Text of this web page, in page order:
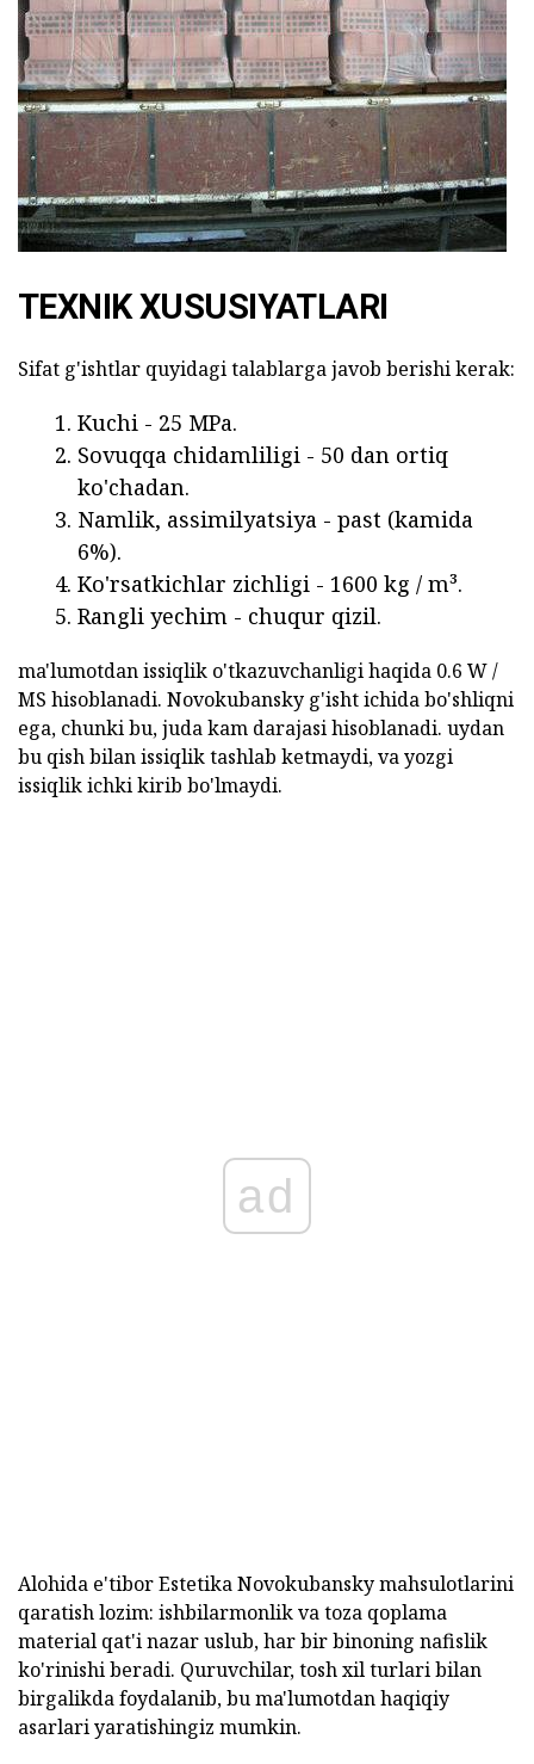
TEXNIK XUSUSIYATLARI
Sifat g'ishtlar quyidagi talablarga javob berishi kerak:
Kuchi - 25 MPa.
Sovuqqa chidamliligi - 50 dan ortiq
ko'chadan.
Namlik, assimilyatsiya - past (kamida
6%).
Ko'rsatkichlar zichligi - 1600 kg / m³.
Rangli yechim - chuqur qizil.
ma'lumotdan issiqlik o'tkazuvchanligi haqida 0.6 W /
MS hisoblanadi. Novokubansky g'isht ichida bo'shliqni
ega, chunki bu, juda kam darajasi hisoblanadi. uydan
bu qish bilan issiqlik tashlab ketmaydi, va yozgi
issiqlik ichki kirib bo'lmaydi.
ad
Alohida e'tibor Estetika Novokubansky mahsulotlarini
qaratish lozim: ishbilarmonlik va toza qoplama
material qat'i nazar uslub, har bir binoning nafislik
ko'rinishi beradi. Quruvchilar, tosh xil turlari bilan
birgalikda foydalanib, bu ma'lumotdan haqiqiy
asarlari yaratishingiz mumkin.